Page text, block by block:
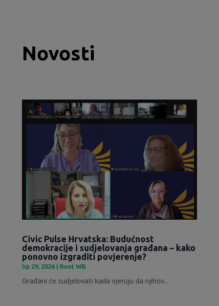
Novosti
Civic Pulse Hrvatska: Budućnost
demokracije i sudjelovanja građana – kako
ponovno izgraditi povjerenje?
lip 29, 2026| Root WB
Građani će sudjelovati kada vjeruju da njihov...